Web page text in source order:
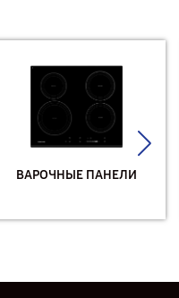
ВАРОЧНЫЕ ПАНЕЛИ